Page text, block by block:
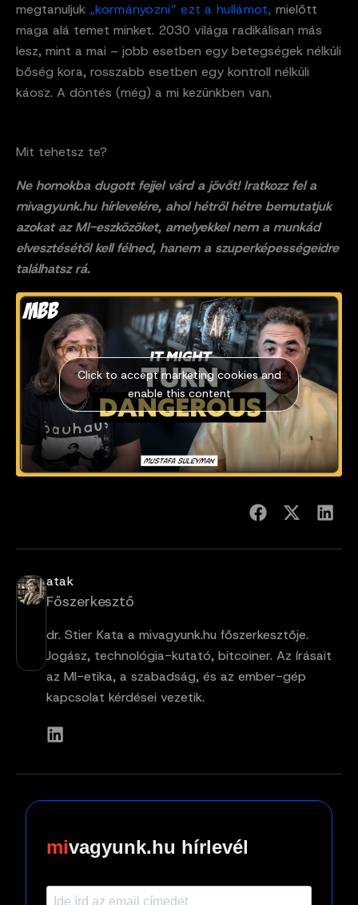
megtanuljuk „kormányozni” ezt a hullámot, mielőtt
maga alá temet minket. 2030 világa radikálisan más
lesz, mint a mai – jobb esetben egy betegségek nélküli
bőség kora, rosszabb esetben egy kontroll nélküli
káosz. A döntés (még) a mi kezünkben van.
Mit tehetsz te?
Ne homokba dugott fejjel várd a jövőt! Iratkozz fel a
mivagyunk.hu hírlevelére, ahol hétről hétre bemutatjuk
azokat az MI-eszközöket, amelyekkel nem a munkád
elvesztésétől kell félned, hanem a szuperképességeidre
találhatsz rá.
Click to accept marketing cookies and
enable this content
atak
Főszerkesztő
dr. Stier Kata a mivagyunk.hu főszerkesztője.
Jogász, technológia-kutató, bitcoiner. Az írásait
az MI-etika, a szabadság, és az ember-gép
kapcsolat kérdései vezetik.
vagyunk.hu hírlevél